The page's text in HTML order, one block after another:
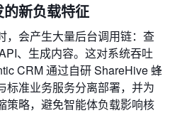
新负载特征
，会产生大量后台调用链：查
、生成内容。这对系统吞吐
CRM 通过自研 ShareHive 蜂
标准业务服务分离部署，并为
策略，避免智能体负载影响核